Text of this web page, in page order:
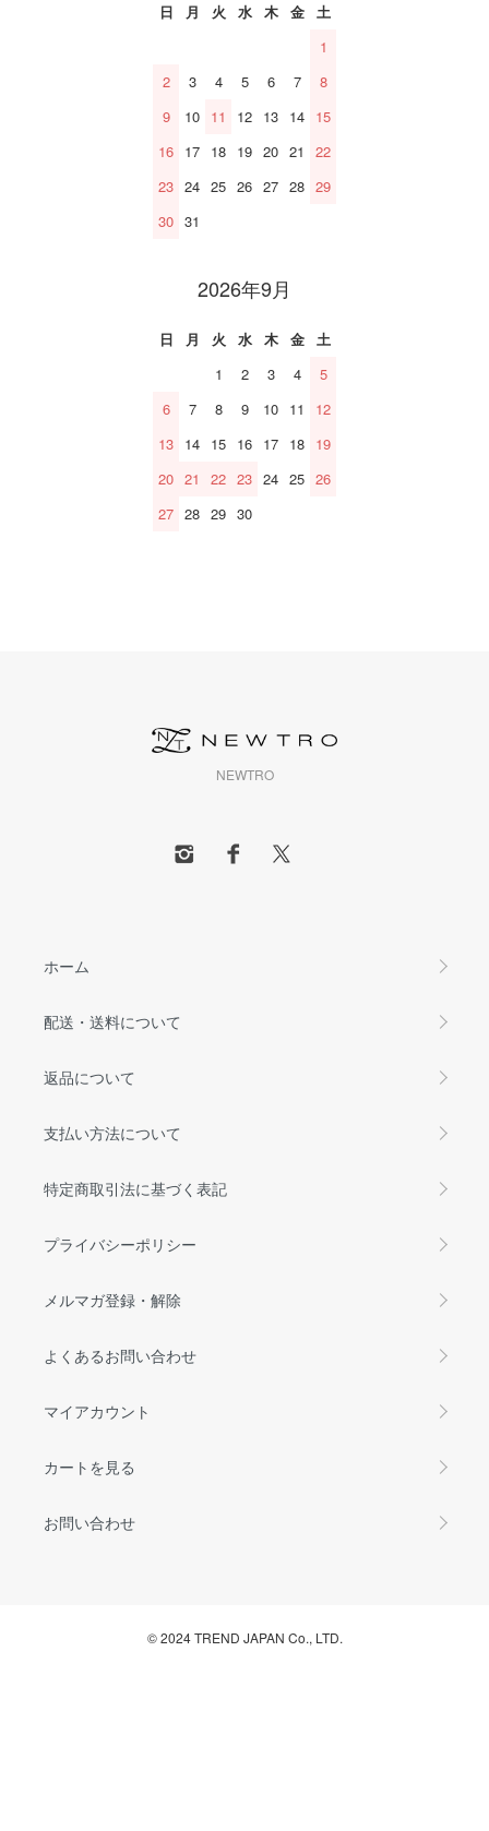
日 月 火 水 木 金
土
1
2
3 4 5 6 7
8
9
10 11 12 13 14 15
16 17 18 19 20 21
22
23 24 25 26 27 28 29
30 31
2026年9月
日 月 火 水 木 金
土
1
2 3 4
5
6
7 8 9 10 11
12
13 14 15 16 17 18 19
20 21 22 23 24 25 26
27 28 29 30
NEWTRO
ホーム
配送・送料について
返品について
支払い方法について
特定商取引法に基づく表記
プライバシーポリシー
メルマガ登録・解除
よくあるお問い合わせ
マイアカウント
カートを見る
お問い合わせ
© 2024 TREND JAPAN Co., LTD.